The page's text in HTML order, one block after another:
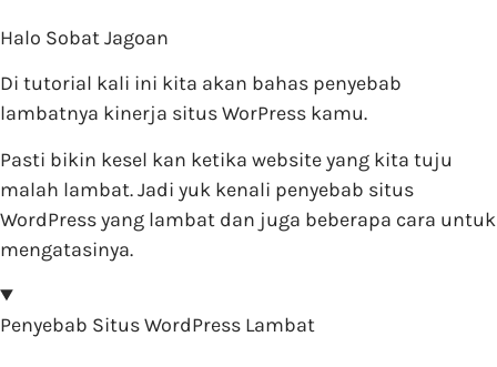
Halo Sobat Jagoan
Di tutorial kali ini kita akan bahas penyebab
lambatnya kinerja situs WorPress kamu.
Pasti bikin kesel kan ketika website yang kita tuju
malah lambat. Jadi yuk kenali penyebab situs
WordPress yang lambat dan juga beberapa cara untuk
mengatasinya.
Penyebab Situs WordPress Lambat